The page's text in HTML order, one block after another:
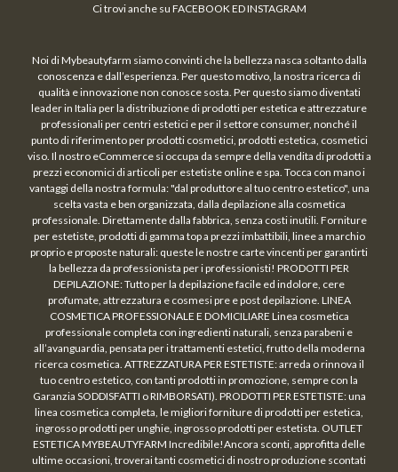
Ci trovi anche su FACEBOOK ED INSTAGRAM
Noi di Mybeautyfarm siamo convinti che la bellezza nasca soltanto dalla
conoscenza e dall’esperienza. Per questo motivo, la nostra ricerca di
qualità e innovazione non conosce sosta. Per questo siamo diventati
leader in Italia per la distribuzione di prodotti per estetica e attrezzature
professionali per centri estetici e per il settore consumer, nonché il
punto di riferimento per prodotti cosmetici, prodotti estetica, cosmetici
viso. Il nostro eCommerce si occupa da sempre della vendita di prodotti a
prezzi economici di articoli per estetiste online e spa. Tocca con mano i
vantaggi della nostra formula: "dal produttore al tuo centro estetico", una
scelta vasta e ben organizzata, dalla depilazione alla cosmetica
professionale. Direttamente dalla fabbrica, senza costi inutili. Forniture
per estetiste, prodotti di gamma top a prezzi imbattibili, linee a marchio
proprio e proposte naturali: queste le nostre carte vincenti per garantirti
la bellezza da professionista per i professionisti! PRODOTTI PER
DEPILAZIONE: Tutto per la depilazione facile ed indolore, cere
profumate, attrezzatura e cosmesi pre e post depilazione. LINEA
COSMETICA PROFESSIONALE E DOMICILIARE Linea cosmetica
professionale completa con ingredienti naturali, senza parabeni e
all’avanguardia, pensata per i trattamenti estetici, frutto della moderna
ricerca cosmetica. ATTREZZATURA PER ESTETISTE: arreda o rinnova il
tuo centro estetico, con tanti prodotti in promozione, sempre con la
Garanzia SODDISFATTI o RIMBORSATI). PRODOTTI PER ESTETISTE: una
linea cosmetica completa, le migliori forniture di prodotti per estetica,
ingrosso prodotti per unghie, ingrosso prodotti per estetista. OUTLET
ESTETICA MYBEAUTYFARM Incredibile!Ancora sconti, approfitta delle
ultime occasioni, troverai tanti cosmetici di nostro produzione scontati